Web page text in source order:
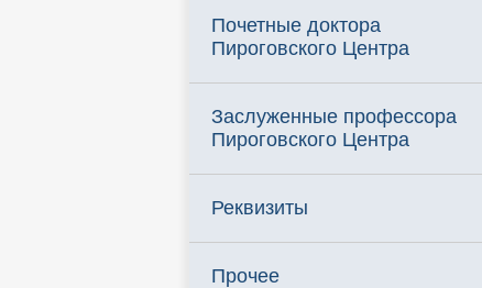
Почетные доктора
Пироговского Центра
Заслуженные профессора
Пироговского Центра
Реквизиты
Прочее